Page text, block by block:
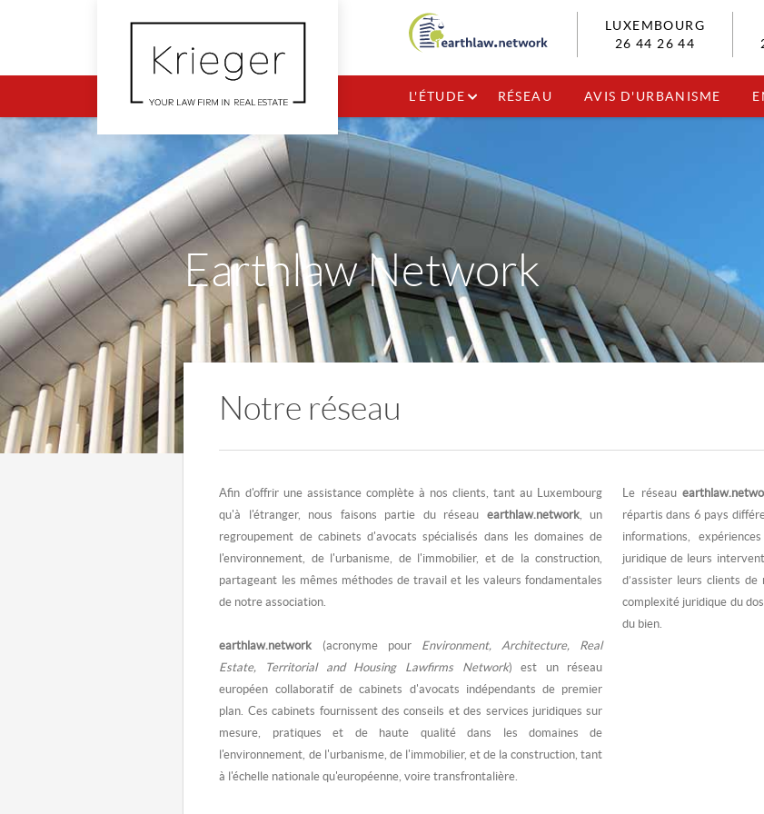
26 44 26 44
LUXEMBOURG
L'ÉTUDE RÉSEAU AVIS D'URBANISME
Earthlaw Network
Notre réseau
Afin d'offrir une assistance complète à nos clients, tant au Luxembourg
qu'à l'étranger, nous faisons partie du réseau earthlaw.network, un
regroupement de cabinets d'avocats spécialisés dans les domaines de
l'environnement, de l'urbanisme, de l'immobilier, et de la construction,
partageant les mêmes méthodes de travail et les valeurs fondamentales
de notre association.
earthlaw.network (acronyme pour Environment, Architecture, Real
Estate, Territorial and Housing Lawfirms Network) est un réseau
européen collaboratif de cabinets d'avocats indépendants de premier
plan. Ces cabinets fournissent des conseils et des services juridiques sur
mesure, pratiques et de haute qualité dans les domaines de
l'environnement, de l'urbanisme, de l'immobilier, et de la construction, tant
à l'échelle nationale qu'européenne, voire transfrontalière.
Le réseau
répartis dans 6 pays
informations,
juridique de leurs
d’assister leurs clients
complexité juridique du
du bien.